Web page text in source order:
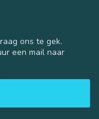
ons te gek.
een mail naar